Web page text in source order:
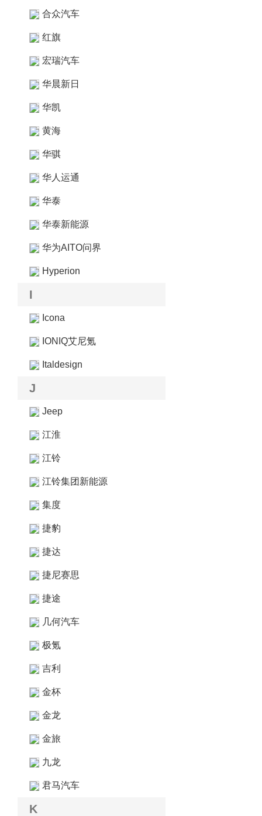
合众汽车
红旗
宏瑞汽车
华晨新日
华凯
黄海
华骐
华人运通
华泰
华泰新能源
华为AITO问界
Hyperion
I
Icona
IONIQ艾尼氪
Italdesign
J
Jeep
江淮
江铃
江铃集团新能源
集度
捷豹
捷达
捷尼赛思
捷途
几何汽车
极氪
吉利
金杯
金龙
金旅
九龙
君马汽车
K